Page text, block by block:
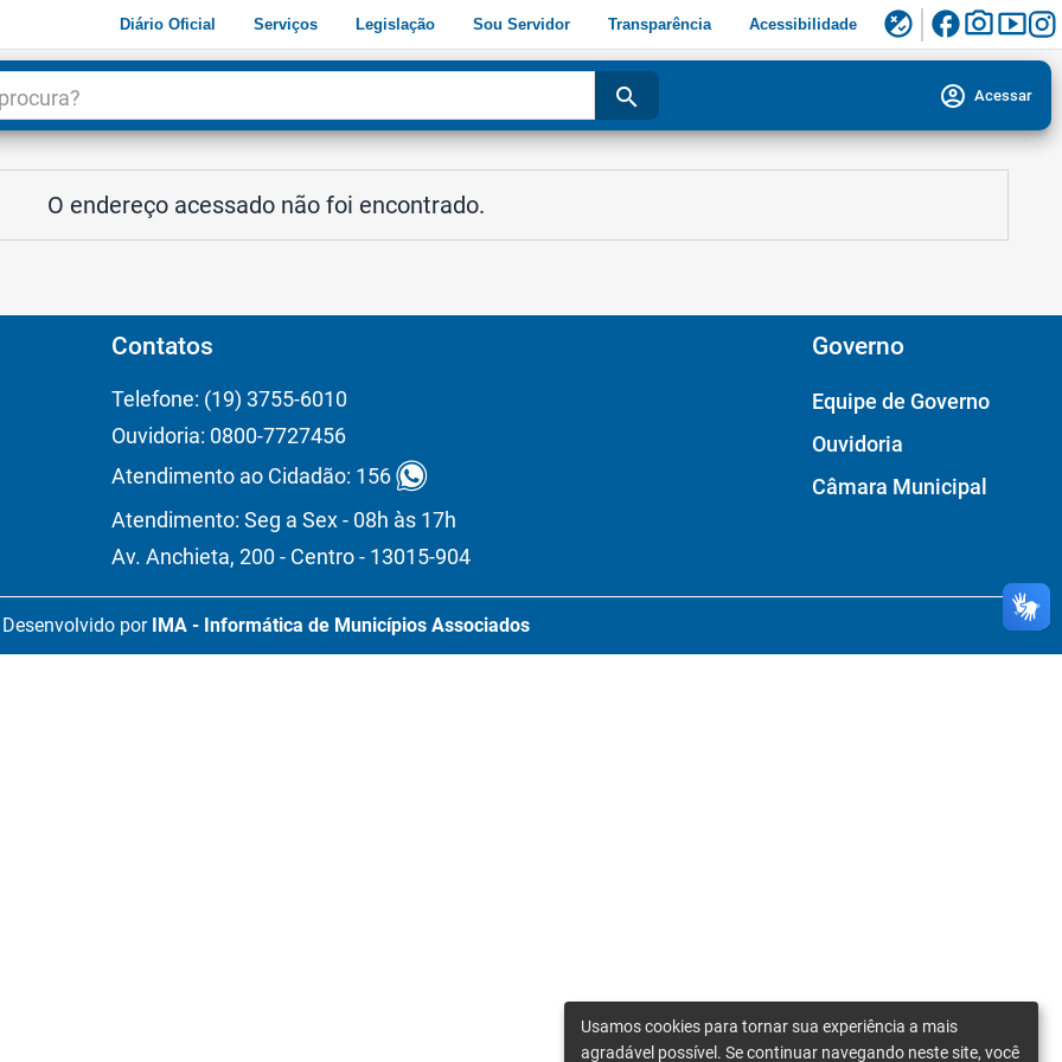
Diário Oficial Serviços Legislação Sou Servidor Transparência Acessibilidade flaky facebookphoto_camerasmart_display
search account_circle Acessar
O endereço acessado não foi encontrado.
Contatos
Telefone: (19) 3755-6010
Ouvidoria: 0800-7727456
Atendimento ao Cidadão: 156
Atendimento: Seg a Sex - 08h às 17h
Av. Anchieta, 200 - Centro - 13015-904
Governo
Equipe de Governo
Ouvidoria
Câmara Municipal
Desenvolvido por IMA - Informática de Municípios Associados
Usamos cookies para tornar sua experiência a mais
agradável possível. Se continuar navegando neste site, você